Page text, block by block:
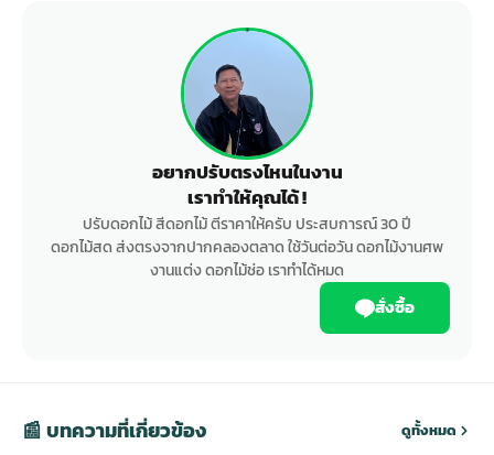
อยากปรับตรงไหนในงาน
เราทำให้คุณได้ !
ปรับดอกไม้ สีดอกไม้ ตีราคาให้ครับ ประสบการณ์ 30 ปี
ดอกไม้สด ส่งตรงจากปากคลองตลาด ใช้วันต่อวัน ดอกไม้งานศพ
งานแต่ง ดอกไม้ช่อ เราทำได้หมด
สั่งซื้อ
📰 บทความที่เกี่ยวข้อง ดูทั้งหมด